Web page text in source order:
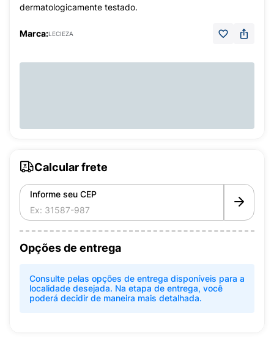
dermatologicamente testado.
Marca:LECIEZA
Calcular frete
Informe seu CEP
Opções de entrega
Consulte pelas opções de entrega disponíveis para a
localidade desejada. Na etapa de entrega, você
poderá decidir de maneira mais detalhada.